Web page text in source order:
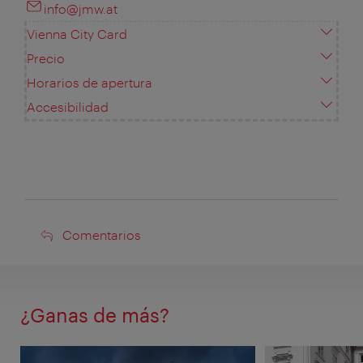
info@jmw.at
Vienna City Card
Precio
Horarios de apertura
Accesibilidad
Comentarios
Comentarios
¿Ganas de más?